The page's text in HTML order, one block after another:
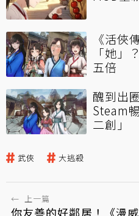
《活俠
「她」
五倍
醜到出
Steam
二創」
武俠 大逃殺
← 上一篇
你友善的好鄰居！《漫